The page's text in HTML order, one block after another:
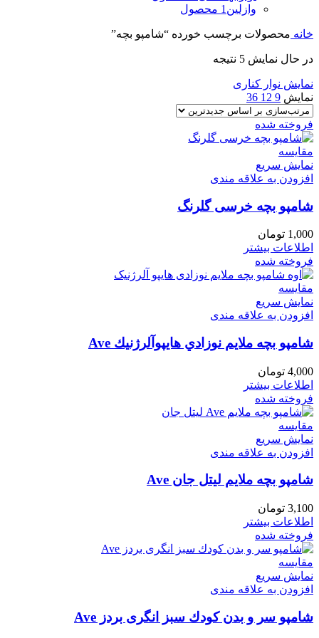
وازلین 1 محصول
خانه محصولات برچسب خورده “شامپو بچه”
در حال نمایش 5 نتیجه
نمایش نوار کناری
نمایش 9
12
36
فروخته شده
مقايسه
نمایش سریع
افزودن به علاقه مندی
شامپو بچه خرسی گلرنگ
1,000 تومان
اطلاعات بیشتر
فروخته شده
مقايسه
نمایش سریع
افزودن به علاقه مندی
شامپو بچه ملايم نوزادي هايپوآلرژنيك Ave
4,000 تومان
اطلاعات بیشتر
فروخته شده
مقايسه
نمایش سریع
افزودن به علاقه مندی
شامپو بچه ملايم لیتل جان Ave
3,100 تومان
اطلاعات بیشتر
فروخته شده
مقايسه
نمایش سریع
افزودن به علاقه مندی
شامپو سر و بدن كودك سبز انگری بردز Ave